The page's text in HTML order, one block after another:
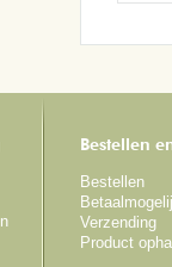
Bestellen
Bestellen
Verzending
Product